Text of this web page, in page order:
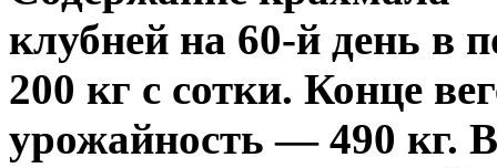
клубней на 60-й день в
200 кг с сотки. Конце
урожайность — 490 кг.